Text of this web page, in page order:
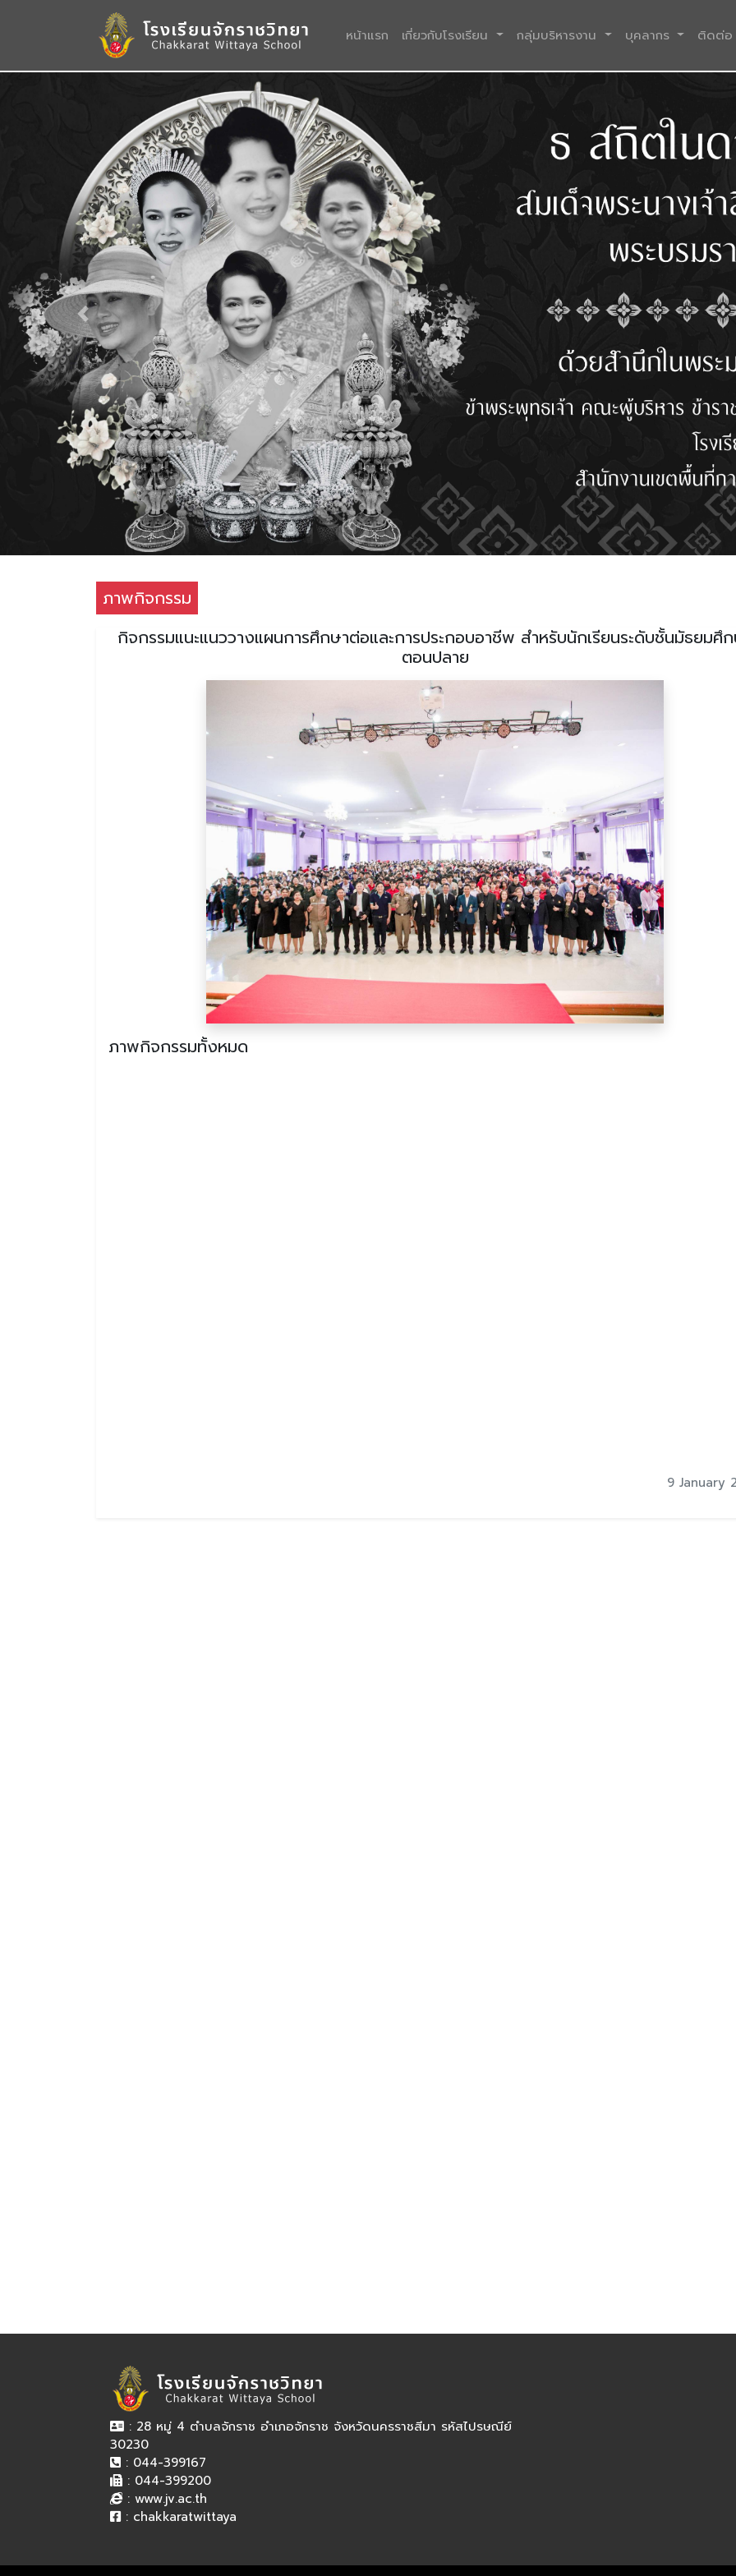
หน้าแรก (current)
เกี่ยวกับโรงเรียน กลุ่มบริหารงาน บุคลากร ติดต่อ
Previous
ภาพกิจกรรม
กิจกรรมแนะแนววางแผนการศึกษาต่อและการประกอบอาชีพ สำหรับนักเรียนระดับชั้นมัธยมศึ
ตอนปลาย
ภาพกิจกรรมทั้งหมด
9 January
: 28 หมู่ 4 ตำบลจักราช อำเภอจักราช จังหวัดนครราชสีมา รหัสไปรษณีย์
30230
: 044-399167
: 044-399200
: www.jv.ac.th
: chakkaratwittaya